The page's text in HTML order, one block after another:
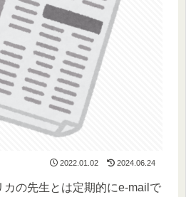
2022.01.02 2024.06.24
の先生とは定期的にe-mailで